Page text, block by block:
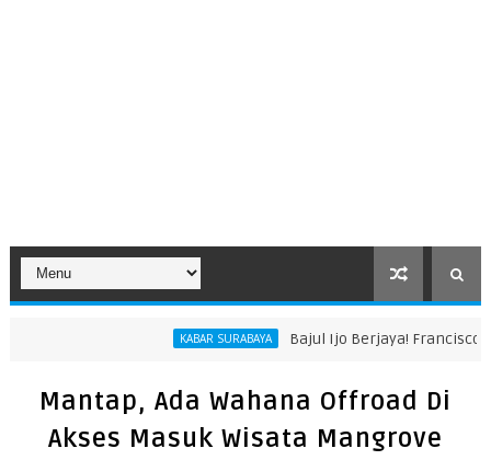
KABAR SURABAYA Bajul Ijo Berjaya! Francisco Rivera
Mantap, Ada Wahana Offroad Di
Akses Masuk Wisata Mangrove